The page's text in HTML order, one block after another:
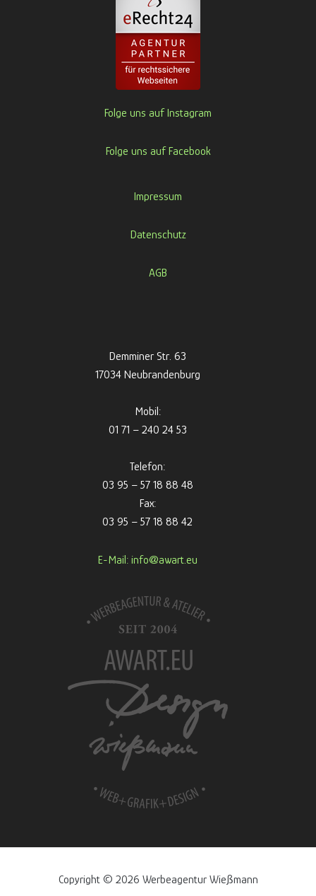
Folge uns auf Instagram
Folge uns auf Facebook
Impressum
Datenschutz
AGB
Demminer Str. 63
17034 Neubrandenburg
Mobil:
01 71 – 240 24 53
Telefon:
03 95 – 57 18 88 48
Fax:
03 95 – 57 18 88 42
E-Mail: info@awart.eu
Copyright © 2026 Werbeagentur Wießmann